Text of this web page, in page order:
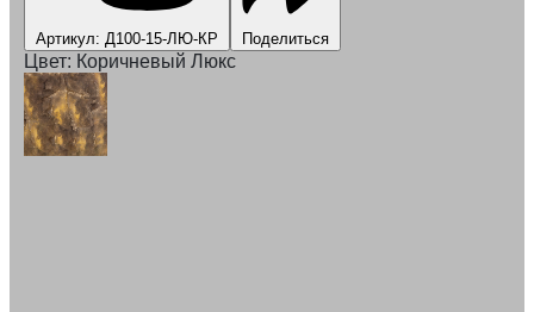
Артикул: Д100-15-ЛЮ-КР Поделиться
Цвет: Коричневый Люкс